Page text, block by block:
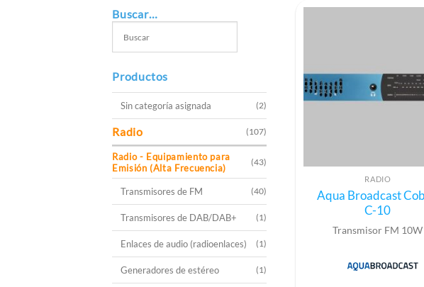
Buscar…
Productos
Sin categoría asignada (2)
Radio (107)
Radio - Equipamiento para
Emisión (Alta Frecuencia)
(43)
Transmisores de FM (40)
Transmisores de DAB/DAB+ (1)
Enlaces de audio (radioenlaces) (1)
Generadores de estéreo (1)
RADIO
Aqua Broadcast
C-10
Transmisor FM 10W